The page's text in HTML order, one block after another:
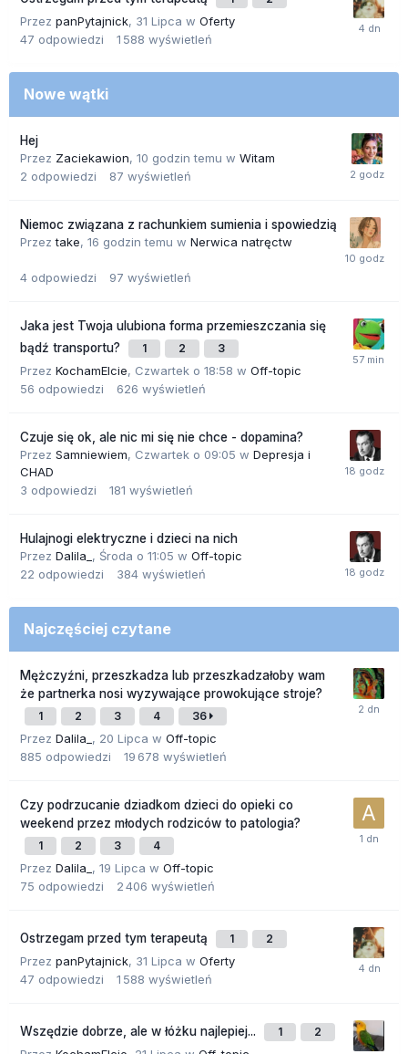
Przez panPytajnick, 31 Lipca w Oferty
47 odpowiedzi 1 588 wyświetleń
Nowe wątki
Hej
Przez Zaciekawion, 10 godzin temu w Witam
2 odpowiedzi 87 wyświetleń
Niemoc związana z rachunkiem sumienia i spowiedzią
Przeztake, 16 godzin temu w Nerwica natręctw
4 odpowiedzi 97 wyświetleń
Jaka jest Twoja ulubiona forma przemieszczania się
bądź transportu?
1 2 3
Przez KochamElcie, Czwartek o 18:58 w Off-topic
56 odpowiedzi 626 wyświetleń
Czuje się ok, ale nic mi się nie chce - dopamina?
Przez Samniewiem, Czwartek o 09:05 w Depresja i
CHAD
3 odpowiedzi 181 wyświetleń
Hulajnogi elektryczne i dzieci na nich
Przez Dalila_ , Środa o 11:05 w Off-topic
22 odpowiedzi 384 wyświetleń
Najczęściej czytane
Mężczyźni, przeszkadza lub przeszkadzałoby wam
że partnerka nosi wyzywające prowokujące stroje?
1 2 3 4 36
Przez Dalila_ , 20 Lipca w Off-topic
885 odpowiedzi 19 678 wyświetleń
Czy podrzucanie dziadkom dzieci do opieki co
weekend przez młodych rodziców to patologia?
1 2 3 4
Przez Dalila_ , 19 Lipca w Off-topic
75 odpowiedzi 2 406 wyświetleń
Ostrzegam przed tym terapeutą 1 2
Przez panPytajnick, 31 Lipca w Oferty
47 odpowiedzi 1 588 wyświetleń
Wszędzie dobrze, ale w łóżku najlepiej... 1 2